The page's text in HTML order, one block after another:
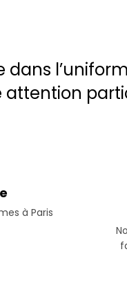
dans
attention
à Paris